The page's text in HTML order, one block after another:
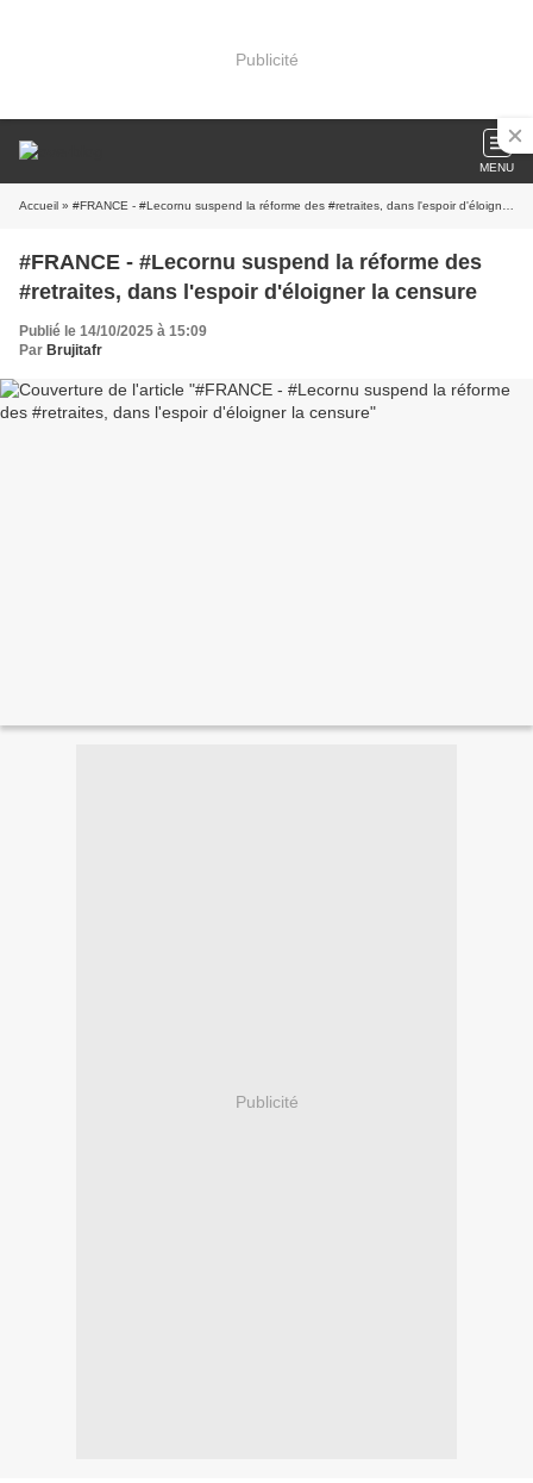
Publicité
MENU
Accueil » #FRANCE - #Lecornu suspend la réforme des #retraites, dans l'espoir d'éloigner la censure
#FRANCE - #Lecornu suspend la réforme des
#retraites, dans l'espoir d'éloigner la censure
Publié le 14/10/2025 à 15:09
Par Brujitafr
Publicité